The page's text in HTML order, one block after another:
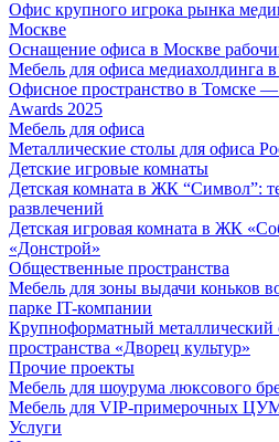
Офис крупного игрока рынка
Москве
Оснащение офиса в Москве
Мебель для офиса медиахолдинга
Офисное пространство в Томске
Awards 2025
Мебель для офиса
Металлические столы для офиса
Детские игровые комнаты
Детская комната в ЖК “Символ”:
развлечений
Детская игровая комната в ЖК
«Донстрой»
Общественные пространства
Мебель для зоны выдачи коньков
парке IT-компании
Крупноформатный металлический
пространства «Дворец культур»
Прочие проекты
Мебель для шоурума люксового
Мебель для VIP-примерочных
Услуги